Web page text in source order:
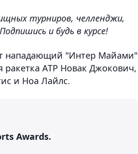
турниров, челленджи,
и будь в курсе!
нападающий "Интер Майами"
ATP Новак Джокович,
и Ноа Лайлс.
Awards.